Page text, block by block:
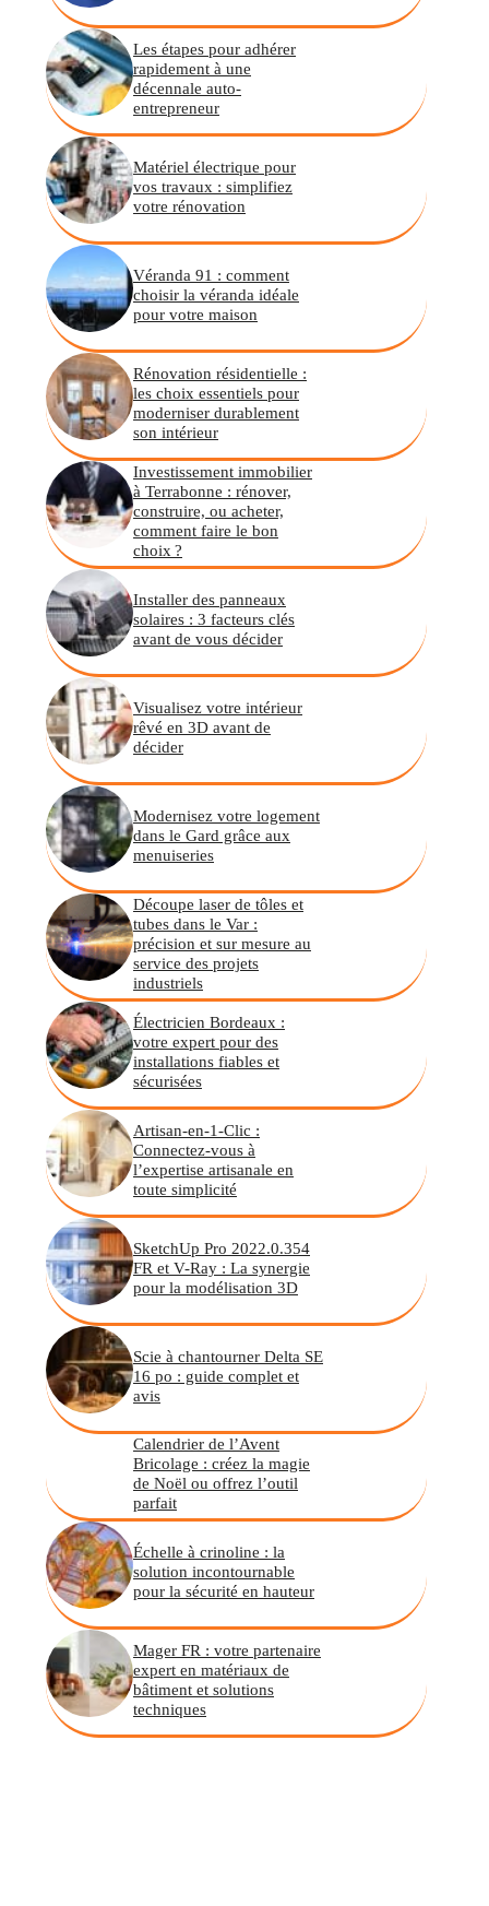
Les étapes pour adhérer
rapidement à une
décennale auto-
entrepreneur
Matériel électrique pour
vos travaux : simplifiez
votre rénovation
Véranda 91 : comment
choisir la véranda idéale
pour votre maison
Rénovation résidentielle :
les choix essentiels pour
moderniser durablement
son intérieur
Investissement immobilier
à Terrabonne : rénover,
construire, ou acheter,
comment faire le bon
choix ?
Installer des panneaux
solaires : 3 facteurs clés
avant de vous décider
Visualisez votre intérieur
rêvé en 3D avant de
décider
Modernisez votre logement
dans le Gard grâce aux
menuiseries
Découpe laser de tôles et
tubes dans le Var :
précision et sur mesure au
service des projets
industriels
Électricien Bordeaux :
votre expert pour des
installations fiables et
sécurisées
Artisan-en-1-Clic :
Connectez-vous à
l’expertise artisanale en
toute simplicité
SketchUp Pro 2022.0.354
FR et V-Ray : La synergie
pour la modélisation 3D
Scie à chantourner Delta SE
16 po : guide complet et
avis
Calendrier de l’Avent
Bricolage : créez la magie
de Noël ou offrez l’outil
parfait
Échelle à crinoline : la
solution incontournable
pour la sécurité en hauteur
Mager FR : votre partenaire
expert en matériaux de
bâtiment et solutions
techniques